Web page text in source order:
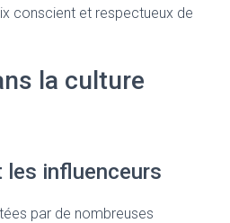
conscient et respectueux de
la culture
les influenceurs
par de nombreuses